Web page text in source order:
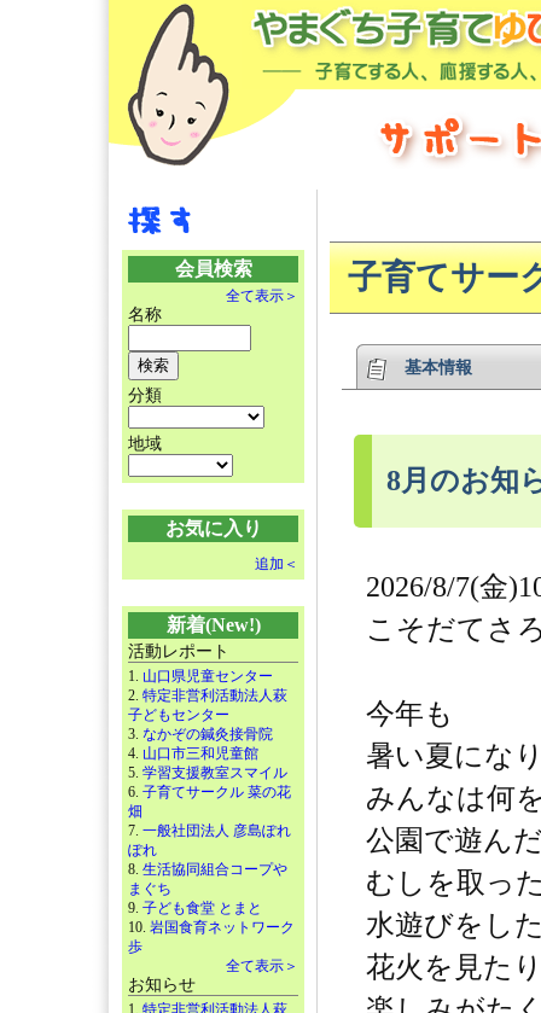
会員検索
全て表示＞
名称
分類
地域
お気に入り
追加＜
新着(New!)
活動レポート
1. 山口県児童センター
2. 特定非営利活動法人萩
子どもセンター
3. なかぞの鍼灸接骨院
4. 山口市三和児童館
5. 学習支援教室スマイル
6. 子育てサークル 菜の花
畑
7. 一般社団法人 彦島ぽれ
ぽれ
8. 生活協同組合コープや
まぐち
9. 子ども食堂 とまと
10. 岩国食育ネットワーク
歩
全て表示＞
お知らせ
1. 特定非営利活動法人萩
子育てサー
基本情報
8月のお知
2026/8/7(金
こそだてさ
今年も
暑い夏にな
みんなは何
公園で遊ん
むしを取っ
水遊びをし
花火を見た